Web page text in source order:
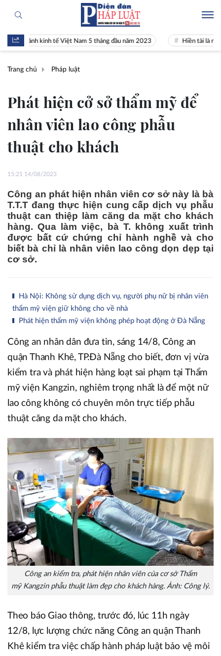
cảnh kinh tế Việt Nam 5 tháng đầu năm 2023 Hiền tài là nguyên
Trang chủ Pháp luật
Phát hiện cở sở thẩm mỹ để
nhân viên lao công phẫu
thuật cho khách
15:21 14/08/2023
Công an phát hiện nhân viên cơ sở này là bà
T.T.T đang thực hiện cung cấp dịch vụ phẫu
thuật can thiệp làm căng da mặt cho khách
hàng. Qua làm việc, bà T. không xuất trình
được bất cứ chứng chỉ hành nghề và cho
biết bà chỉ là nhân viên lao công dọn dẹp tại
cơ sở.
Hà Nội: Không sử dụng dịch vụ, người phụ nữ bị nhân viên
thẩm mỹ viện giữ không cho về nhà
Phát hiện thẩm mỹ viện không phép hoạt động ở Đà Nẵng
Công an nhân dân đưa tin, sáng 14/8, Công an
quận Thanh Khê, TP.Đà Nẵng cho biết, đơn vị vừa
kiểm tra và phát hiện hàng loạt sai phạm tại Thẩm
mỹ viện Kangzin, nghiêm trọng nhất là để một nữ
lao công không có chuyên môn trực tiếp phẫu
thuật căng da mặt cho khách.
Công an kiểm tra, phát hiện nhân viên của cơ sở Thẩm
mỹ Kangzin phẫu thuật làm đẹp cho khách hàng. Ảnh: Công lý.
Theo báo Giao thông, trước đó, lúc 11h ngày
12/8, lực lượng chức năng Công an quận Thanh
Khê kiểm tra việc chấp hành pháp luật bảo vệ môi